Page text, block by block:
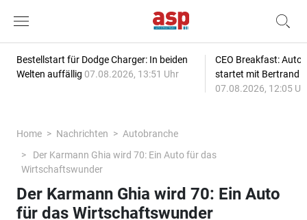
Bestellstart für Dodge Charger: In beiden
Welten auffällig 07.08.2026, 13:51 Uhr
CEO Breakfast:
startet mit Bertrand
07.08.2026, 12:05
Home Nachrichten
Autobranche
Der Karmann Ghia wird 70: Ein Auto für das
Wirtschaftswunder
Der Karmann Ghia wird 70: Ein Auto
für das Wirtschaftswunder